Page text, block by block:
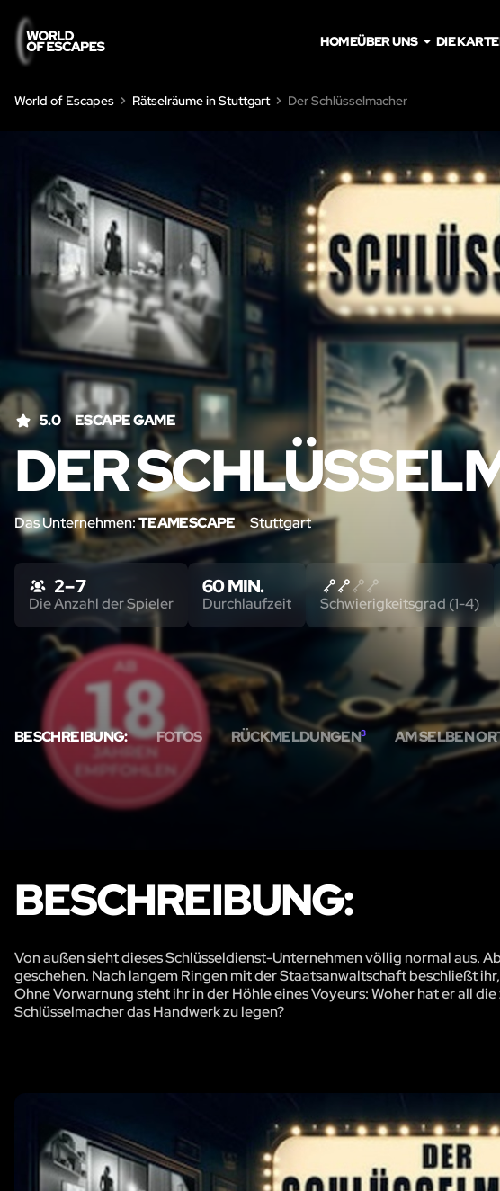
HOMEÜBER UNS DIE KARTE
World of Escapes Rätselräume in Stuttgart Der Schlüsselmacher
5.0 ESCAPE GAME
DER
Das Unternehmen:TEAMESCAPE Stuttgart
BESCHREIBUNG: FOTOS RÜCKMELDUNGEN3 AM SELBEN
2 – 7
Die Anzahl der Spieler
60 MIN.
Durchlaufzeit Schwierigkeitsgrad (1-4)
BESCHREIBUNG:
Von außen sieht dieses Schlüsseldienst-Unternehmen völlig normal aus.
geschehen. Nach langem Ringen mit der Staatsanwaltschaft beschließt
Ohne Vorwarnung steht ihr in der Höhle eines Voyeurs: Woher hat er all
Schlüsselmacher das Handwerk zu legen?